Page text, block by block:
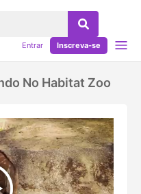
Entrar Inscreva-se
No Habitat Zoo